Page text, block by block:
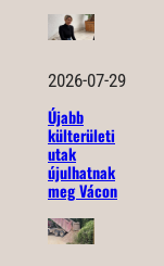
2026-07-29
Újabb
külterületi
utak
újulhatnak
meg Vácon